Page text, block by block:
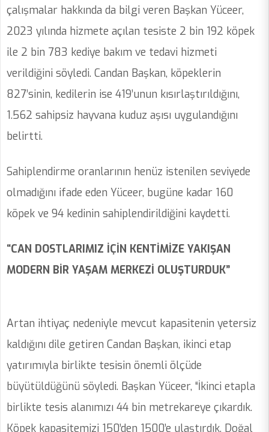
çalışmalar hakkında da bilgi veren Başkan Yüceer,
2023 yılında hizmete açılan tesiste 2 bin 192 köpek
ile 2 bin 783 kediye bakım ve tedavi hizmeti
verildiğini söyledi. Candan Başkan, köpeklerin
827’sinin, kedilerin ise 419’unun kısırlaştırıldığını,
1.562 sahipsiz hayvana kuduz aşısı uygulandığını
belirtti.
Sahiplendirme oranlarının henüz istenilen seviyede
olmadığını ifade eden Yüceer, bugüne kadar 160
köpek ve 94 kedinin sahiplendirildiğini kaydetti.
“CAN DOSTLARIMIZ İÇİN KENTİMİZE YAKIŞAN
MODERN BİR YAŞAM MERKEZİ OLUŞTURDUK”
Artan ihtiyaç nedeniyle mevcut kapasitenin yetersiz
kaldığını dile getiren Candan Başkan, ikinci etap
yatırımıyla birlikte tesisin önemli ölçüde
büyütüldüğünü söyledi. Başkan Yüceer, “İkinci etapla
birlikte tesis alanımızı 44 bin metrekareye çıkardık.
Köpek kapasitemizi 150’den 1500’e ulaştırdık. Doğal